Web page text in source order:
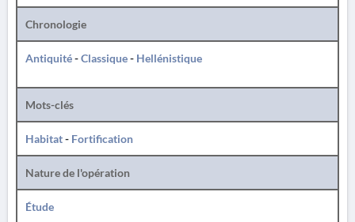
Chronologie
Antiquité-Classique- Hellénistique
Mots-clés
Habitat- Fortification
Nature de l'opération
Étude